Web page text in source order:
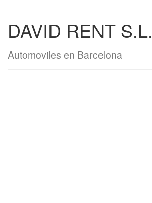
DAVID RENT S.L.
Automoviles en Barcelona